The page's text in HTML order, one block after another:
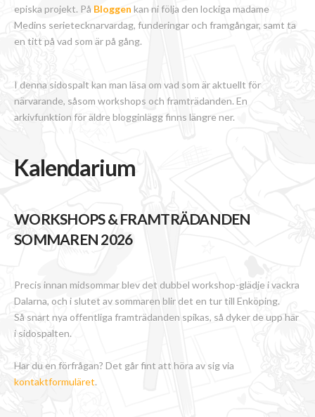
episka projekt. På Bloggen kan ni följa den lockiga madame
Medins serietecknarvardag, funderingar och framgångar, samt ta
en titt på vad som är på gång.
I denna sidospalt kan man läsa om vad som är aktuellt för
närvarande, såsom workshops och framträdanden. En
arkivfunktion för äldre blogginlägg finns längre ner.
Kalendarium
WORKSHOPS & FRAMTRÄDANDEN
SOMMAREN 2026
Precis innan midsommar blev det dubbel workshop-glädje i vackra
Dalarna, och i slutet av sommaren blir det en tur till Enköping.
Så snart nya offentliga framträdanden spikas, så dyker de upp här
i sidospalten.
Har du en förfrågan? Det går fint att höra av sig via
kontaktformuläret.